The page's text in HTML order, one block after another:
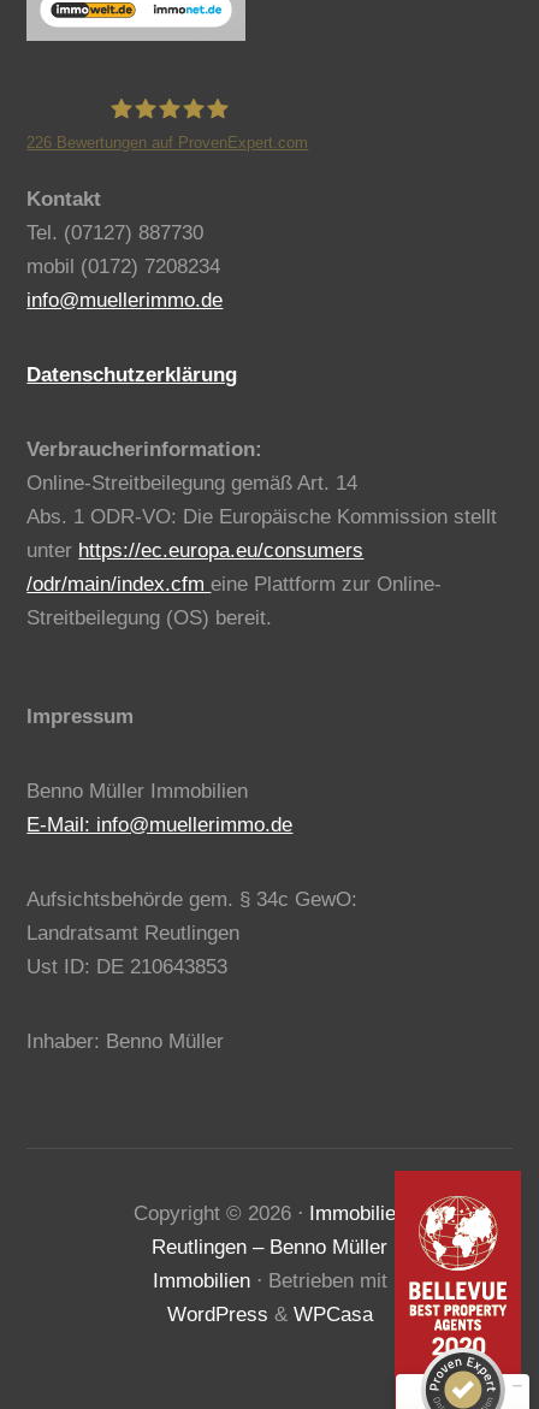
226 Bewertungen auf ProvenExpert.com
Kontakt
Tel. (07127) 887730
mobil (0172) 7208234
info@muellerimmo.de
Datenschutzerklärung
Verbraucherinformation:
Online-Streitbeilegung gemäß Art. 14
Abs. 1 ODR-VO: Die Europäische Kommission stellt
unter https://ec.europa.eu/consumers
/odr/main/index.cfmeine Plattform zur Online-
Streitbeilegung (OS) bereit.
Impressum
Benno Müller Immobilien
E-Mail: info@muellerimmo.de
Aufsichtsbehörde gem. § 34c GewO:
Landratsamt Reutlingen
Ust ID: DE 210643853
Inhaber: Benno Müller
Copyright © 2026⋅
Immobilien
Reutlingen – Benno Müller
Immobilien⋅ Betrieben mit
WordPress & WPCasa
Kundenbewertungen und Erfahrungen zu
Benno Müller Immobilien
100%
Empfehlungen auf
ProvenExpert.com
SEHR GUT
195